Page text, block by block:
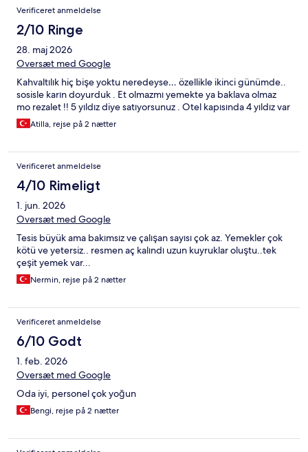
Verificeret anmeldelse
2/10 Ringe
28. maj 2026
Oversæt med Google
Kahvaltılık hiç bişe yoktu neredeyse… özellikle ikinci günümde..
sosisle karın doyurduk . Et olmazmı yemekte ya baklava olmaz
mo rezalet !! 5 yıldız diye satıyorsunuz . Otel kapısında 4 yıldız var
Atilla, rejse på 2 nætter
Verificeret anmeldelse
4/10 Rimeligt
1. jun. 2026
Oversæt med Google
Tesis büyük ama bakımsız ve çalışan sayısı çok az. Yemekler çok
kötü ve yetersiz.. resmen aç kalındı uzun kuyruklar oluştu..tek
çeşit yemek var...
Nermin, rejse på 2 nætter
Verificeret anmeldelse
6/10 Godt
1. feb. 2026
Oversæt med Google
Oda iyi, personel çok yoğun
Bengi, rejse på 2 nætter